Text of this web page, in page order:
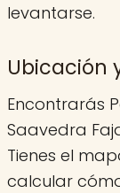
levantarse.
Ubicación
Encontrarás
Saavedra
Tienes el
calcular